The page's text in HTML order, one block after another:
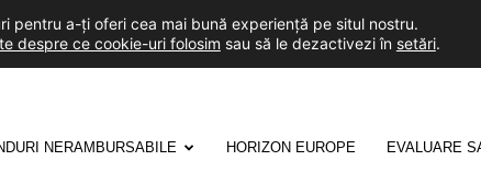
NERAMBURSABILE HORIZON EUROPE EVALUARE
pentru a-ți oferi cea mai bună experiență pe situl nostru.
despre ce cookie-uri folosim sau să le dezactivezi în setări.